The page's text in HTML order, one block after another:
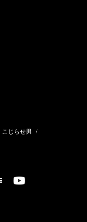
こじらせ男 /